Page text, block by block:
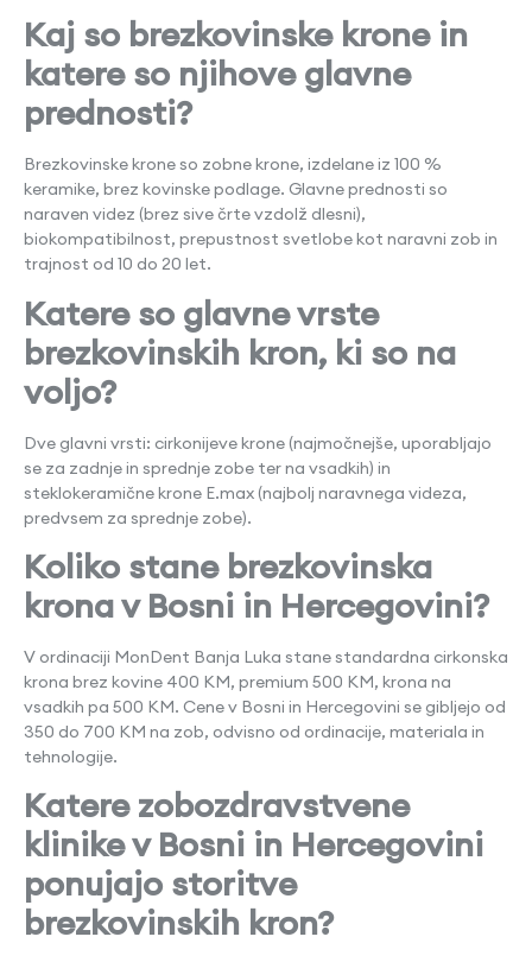
Kaj so brezkovinske krone in
katere so njihove glavne
prednosti?
Brezkovinske krone so zobne krone, izdelane iz 100 %
keramike, brez kovinske podlage. Glavne prednosti so
naraven videz (brez sive črte vzdolž dlesni),
biokompatibilnost, prepustnost svetlobe kot naravni zob in
trajnost od 10 do 20 let.
Katere so glavne vrste
brezkovinskih kron, ki so na
voljo?
Dve glavni vrsti: cirkonijeve krone (najmočnejše, uporabljajo
se za zadnje in sprednje zobe ter na vsadkih) in
steklokeramične krone E.max (najbolj naravnega videza,
predvsem za sprednje zobe).
Koliko stane brezkovinska
krona v Bosni in Hercegovini?
V ordinaciji MonDent Banja Luka stane standardna cirkonska
krona brez kovine 400 KM, premium 500 KM, krona na
vsadkih pa 500 KM. Cene v Bosni in Hercegovini se gibljejo od
350 do 700 KM na zob, odvisno od ordinacije, materiala in
tehnologije.
Katere zobozdravstvene
klinike v Bosni in Hercegovini
ponujajo storitve
brezkovinskih kron?